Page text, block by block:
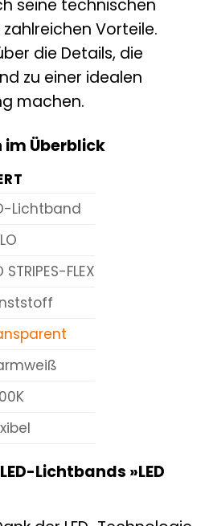
seine technischen
Vorteile.
die Details, die
zu einer idealen
machen.
im Überblick
Lichtband
STRIPES-FLEX
Lichtbands »LED